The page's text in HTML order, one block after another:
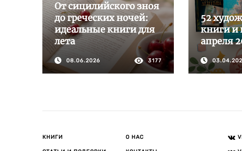
От сицилийского зноя
до греческих ночей:
идеальные книги для
лета
08.06.2026 3177
52
книги и
апреля
КНИГИ О НАС